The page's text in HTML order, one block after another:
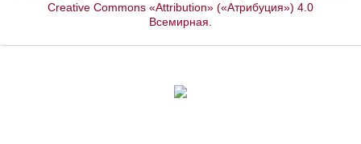
Creative Commons «Attribution» («Атрибуция») 4.0
Всемирная